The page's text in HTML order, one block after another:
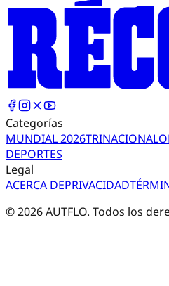
Categorías
MUNDIAL 2026TRINACIONAL
DEPORTES
Legal
ACERCA DEPRIVACIDAD
©2026AUTFLO. Todos los